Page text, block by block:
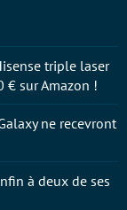
triple laser
€ sur Amazon !
ne recevront
à deux de ses